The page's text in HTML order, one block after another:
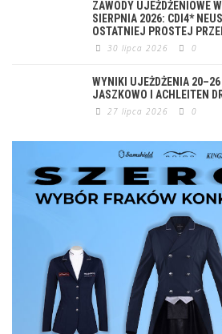
ZAWODY UJEŻDŻENIOWE
SIERPNIA 2026: CDI4*
OSTATNIEJ PROSTEJ
30 lipca 2026 0
WYNIKI UJEŻDŻENIA 20–26
JASZKOWO I ACHLEITEN
27 lipca 2026 0